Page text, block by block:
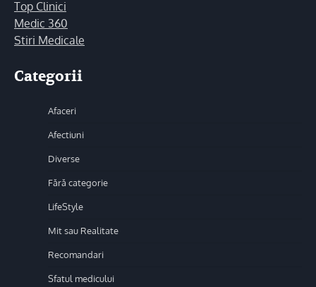
Top Clinici
Medic 360
Stiri Medicale
Categorii
Afaceri
Afectiuni
Diverse
Fără categorie
LifeStyle
Mit sau Realitate
Recomandari
Sfatul medicului